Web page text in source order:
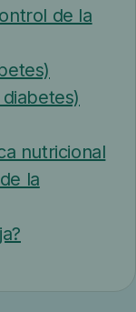
de la
nutricional
la